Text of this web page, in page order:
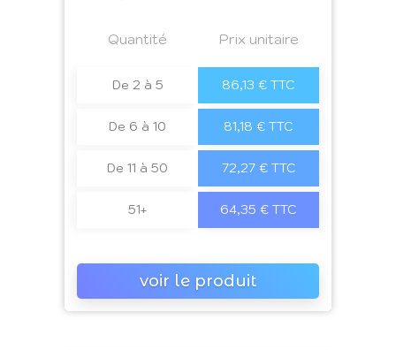
Quantité Prix unitaire
De 2 à 5 86,13 € TTC
De 6 à 10 81,18 € TTC
De 11 à 50 72,27 € TTC
51+ 64,35 € TTC
voir le produit